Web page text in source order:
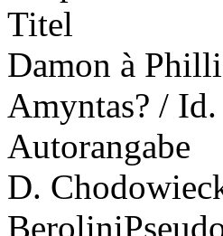
Titel
Damon à
Amyntas? /
Autorangabe
D.
Berolini